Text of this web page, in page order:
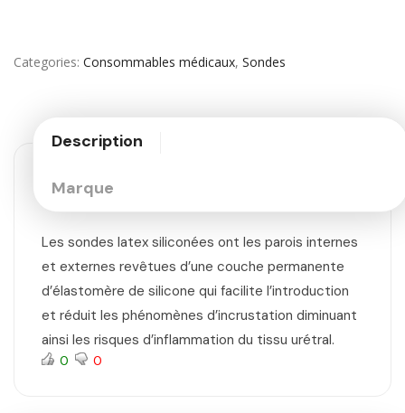
Categories Consommables médicaux, Sondes
Description
Marque
Les sondes latex siliconées ont les parois internes
et externes revêtues d’une couche permanente
d’élastomère de silicone qui facilite l’introduction
et réduit les phénomènes d’incrustation diminuant
ainsi les risques d’inflammation du tissu urétral.
0 0